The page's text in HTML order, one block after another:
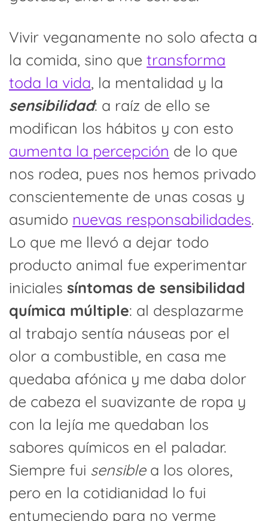
Vivir veganamente no solo afecta a
la comida, sino que transforma
toda la vida, la mentalidad y la
sensibilidad: a raíz de ello se
modifican los hábitos y con esto
aumenta la percepción de lo que
nos rodea, pues nos hemos privado
conscientemente de unas cosas y
asumido nuevas responsabilidades.
Lo que me llevó a dejar todo
producto animal fue experimentar
iniciales síntomas de sensibilidad
química múltiple: al desplazarme
al trabajo sentía náuseas por el
olor a combustible, en casa me
quedaba afónica y me daba dolor
de cabeza el suavizante de ropa y
con la lejía me quedaban los
sabores químicos en el paladar.
Siempre fui sensiblea los olores,
pero en la cotidianidad lo fui
entumeciendo para no verme